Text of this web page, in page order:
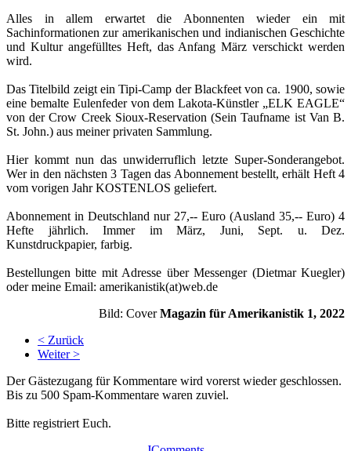
Alles in allem erwartet die Abonnenten wieder ein mit
Sachinformationen zur amerikanischen und indianischen Geschichte
und Kultur angefülltes Heft, das Anfang März verschickt werden
wird.
Das Titelbild zeigt ein Tipi-Camp der Blackfeet von ca. 1900, sowie
eine bemalte Eulenfeder von dem Lakota-Künstler „ELK EAGLE“
von der Crow Creek Sioux-Reservation (Sein Taufname ist Van B.
St. John.) aus meiner privaten Sammlung.
Hier kommt nun das unwiderruflich letzte Super-Sonderangebot.
Wer in den nächsten 3 Tagen das Abonnement bestellt, erhält Heft 4
vom vorigen Jahr KOSTENLOS geliefert.
Abonnement in Deutschland nur 27,-- Euro (Ausland 35,-- Euro) 4
Hefte jährlich. Immer im März, Juni, Sept. u. Dez.
Kunstdruckpapier, farbig.
Bestellungen bitte mit Adresse über Messenger (Dietmar Kuegler)
oder meine Email: amerikanistik(at)web.de
Bild: CoverMagazin für Amerikanistik 1, 2022
< Zurück
Weiter >
Der Gästezugang für Kommentare wird vorerst wieder geschlossen.
Bis zu 500 Spam-Kommentare waren zuviel.
Bitte registriert Euch.